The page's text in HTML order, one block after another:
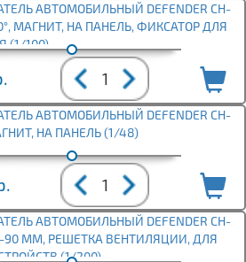
АВТОМОБИЛЬНЫЙ DEFENDER CH-
МАГНИТ, НА ПАНЕЛЬ, ФИКСАТОР ДЛЯ
(1/100)
АВТОМОБИЛЬНЫЙ DEFENDER CH-
НА ПАНЕЛЬ (1/48)
АВТОМОБИЛЬНЫЙ DEFENDER CH-
90 ММ, РЕШЕТКА ВЕНТИЛЯЦИИ, ДЛЯ
(1/200)